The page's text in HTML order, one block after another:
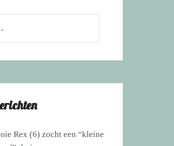
Rex (6) zocht een “kleine